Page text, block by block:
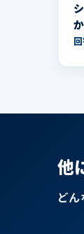
他
どん